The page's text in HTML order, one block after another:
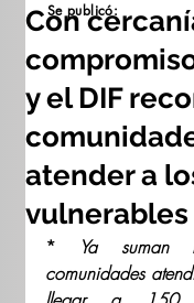
Con
y el DIF
atender a
vulnerables
*
Ya
comunidades
Se publicó: